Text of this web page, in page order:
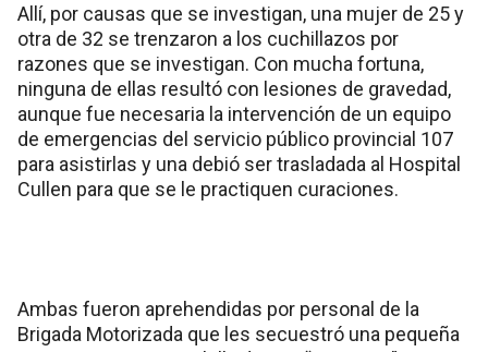
Allí, por causas que se investigan, una mujer de 25 y
otra de 32 se trenzaron a los cuchillazos por
razones que se investigan. Con mucha fortuna,
ninguna de ellas resultó con lesiones de gravedad,
aunque fue necesaria la intervención de un equipo
de emergencias del servicio público provincial 107
para asistirlas y una debió ser trasladada al Hospital
Cullen para que se le practiquen curaciones.
Ambas fueron aprehendidas por personal de la
Brigada Motorizada que les secuestró una pequeña